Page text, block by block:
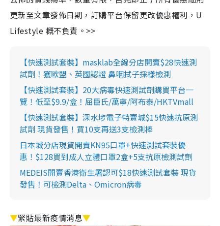
更新至文章發佈日期，訂購平台保留更改優惠權利，U
Lifestyle 概不負責。>>
【快速測試套裝】masklab全線分店開賣$28快速測
試劑！獲歐盟、英國認證 鼻咽拭子採樣檢測
【快速測試套裝】20大病毒快速測試劑購買平台一
覽！低至$9.9/盒！屈臣氏/萬寧/阿布泰/HKTVmall
【快速測試套裝】深水埗電子特賣城$15快速抗原測
試劑 現貨發售！買10支再送3支檢測棒
日本城分店現貨開賣KN95口罩+快速測試套裝優
惠！$128買到成人立體口罩2盒+5支抗原檢測試劑
MEDEIS開賣香港衛生署認可$18快速測試套裝 現貨
發售！可檢測Delta、Omicron病毒
▼緊貼最新疫情消息▼